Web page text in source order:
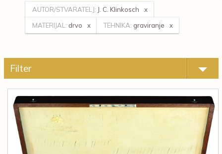
AUTOR/STVARATELJ: J. C. Klinkosch
MATERIJAL: drvo TEHNIKA: graviranje
Filter